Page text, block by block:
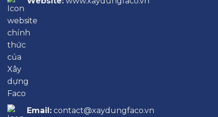
Email: contact@xaydungfaco.vn